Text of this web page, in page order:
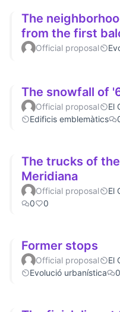
The
from the first
Official proposal
The snowfall of
Official proposal
El
Edificis emblemàtics
The trucks of
Meridiana
Official proposal El
0
0
Former stops
Official proposal
El
Evolució urbanística
0